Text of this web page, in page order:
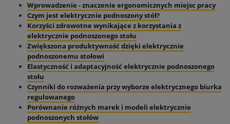
Wprowadzenie - znaczenie ergonomicznych miejsc pracy
Czym jest elektrycznie podnoszony stół?
Korzyści zdrowotne wynikające z korzystania z
elektrycznie podnoszonego stołu
Zwiększona produktywność dzięki elektrycznie
podnoszonemu stołowi
Elastyczność i adaptacyjność elektrycznie podnoszonego
stołu
Czynniki do rozważenia przy wyborze elektrycznego biurka
regulowanego
Porównanie różnych marek i modeli elektrycznie
podnoszonych stołów